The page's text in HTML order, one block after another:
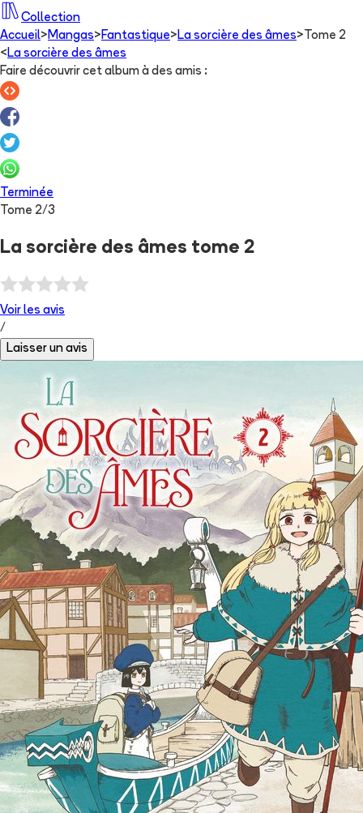
Collection
Accueil> Mangas> Fantastique> La sorcière des âmes> Tome 2
< La sorcière des âmes
Faire découvrir cet album à des amis :
Terminée
Tome 2/3
La sorcière des âmes tome 2
Voir les avis
/
Laisser un avis